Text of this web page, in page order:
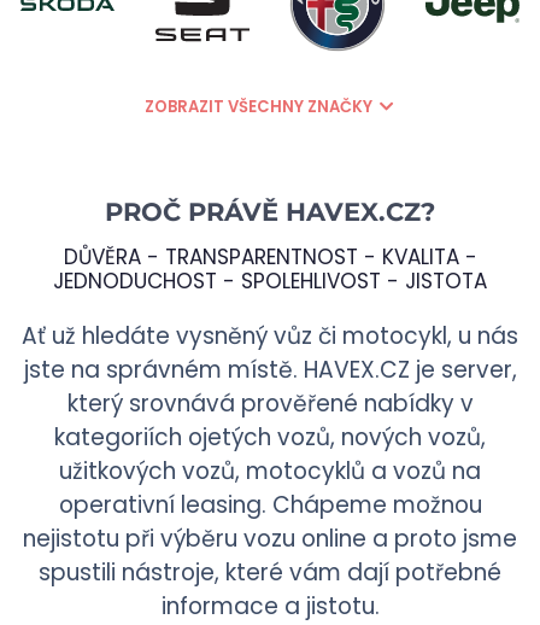
ZOBRAZIT VŠECHNY ZNAČKY
PROČ PRÁVĚ HAVEX.CZ?
DŮVĚRA - TRANSPARENTNOST - KVALITA -
JEDNODUCHOST - SPOLEHLIVOST - JISTOTA
Ať už hledáte vysněný vůz či motocykl, u nás
jste na správném místě. HAVEX.CZ je server,
který srovnává prověřené nabídky v
kategoriích ojetých vozů, nových vozů,
užitkových vozů, motocyklů a vozů na
operativní leasing. Chápeme možnou
nejistotu při výběru vozu online a proto jsme
spustili nástroje, které vám dají potřebné
informace a jistotu.